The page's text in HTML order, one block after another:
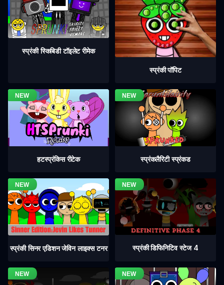
स्प्रंकी स्किबिडी टॉइलेट रीमेक
स्प्रंकी पॉपिट
हटस्प्रंकिस रीटेक स्प्रंकलैरिटी स्प्रंकड
स्प्रंकी सिनर एडिशन जेविन लाइक्स टनर स्प्रंकी डिफिनिटिव स्टेज 4